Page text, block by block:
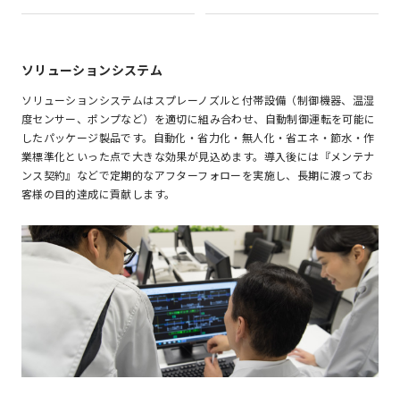
ソリューションシステム
ソリューションシステムはスプレーノズルと付帯設備（制御機器、温湿
度センサー、ポンプなど）を適切に組み合わせ、自動制御運転を可能に
したパッケージ製品です。自動化・省力化・無人化・省エネ・節水・作
業標準化といった点で大きな効果が見込めます。導入後には『メンテナ
ンス契約』などで定期的なアフターフォローを実施し、長期に渡ってお
客様の目的達成に貢献します。